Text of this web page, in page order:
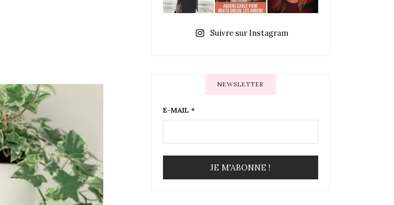
Suivre sur Instagram
NEWSLETTER
E-MAIL *